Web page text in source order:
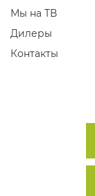
Мы на ТВ
Дилеры
Контакты